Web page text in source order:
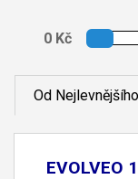
Od Nejlevnějšího
EVOLVEO